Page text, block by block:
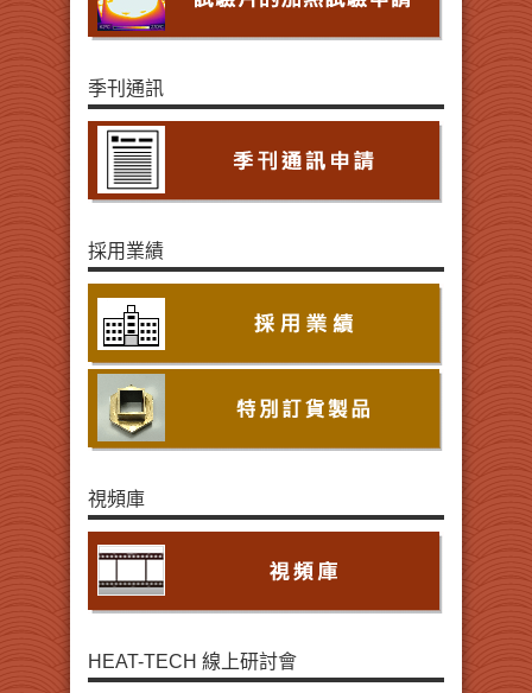
季刊通訊
採用業績
視頻庫
HEAT-TECH 線上研討會